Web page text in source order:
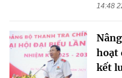
14:48
hoạt
kết